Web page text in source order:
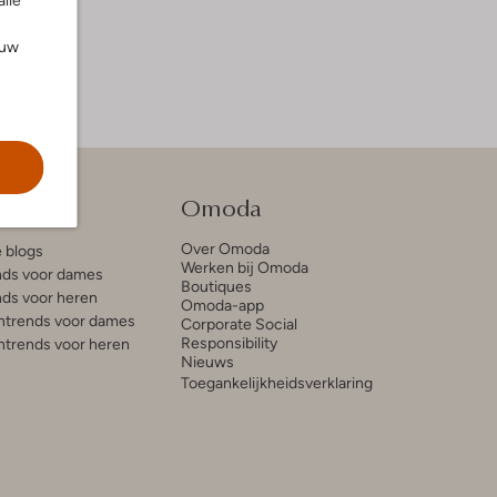
blogs
voor dames
voor heren
voor dames
voor heren
Omoda
Over Omoda
Werken bij Omoda
Boutiques
Omoda-app
Corporate Social
Responsibility
Nieuws
Toegankelijkheidsverklaring